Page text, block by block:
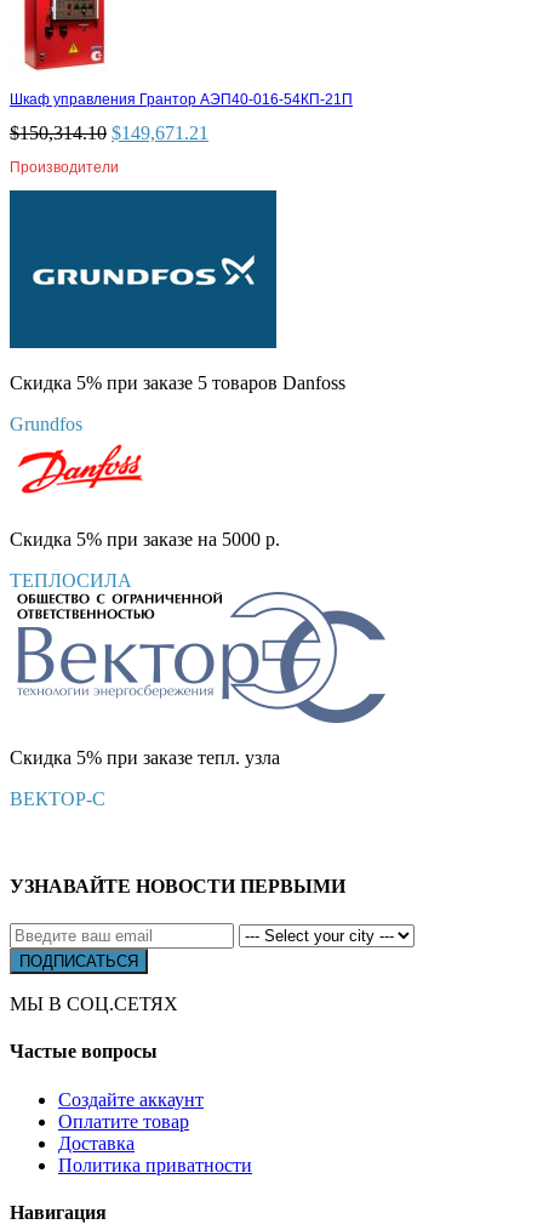
Шкаф управления Грантор АЭП40-016-54КП-21П
$150,314.10 $149,671.21
Производители
Скидка 5% при заказе 5 товаров Danfoss
Grundfos
Скидка 5% при заказе на 5000 р.
ТЕПЛОСИЛА
Скидка 5% при заказе тепл. узла
ВЕКТОР-С
УЗНАВАЙТЕ НОВОСТИ ПЕРВЫМИ
МЫ В СОЦ.СЕТЯХ
Частые вопросы
Создайте аккаунт
Оплатите товар
Доставка
Политика приватности
Навигация